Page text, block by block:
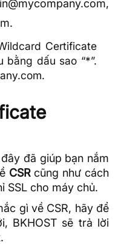
Certificate
dấu sao “*”.
đã giúp bạn nắm
CSRcũng như cách
SSL cho máy chủ.
gì về CSR, hãy để
BKHOST sẽ trả lời